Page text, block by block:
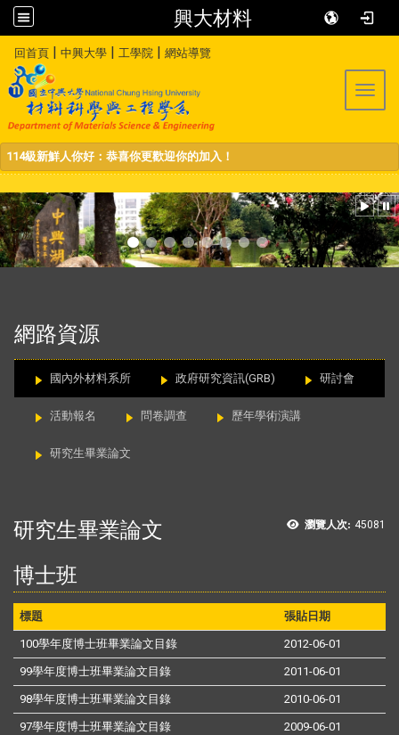
興大材料
回首頁 | 中興大學 | 工學院 | 網站導覽
114級新鮮人你好：恭喜你更歡迎你的加入！
網路資源
國內外材料系所 政府研究資訊(GRB) 研討會
活動報名 問卷調查 歷年學術演講
研究生畢業論文
瀏覽人次: 45081
研究生畢業論文
博士班
標題 張貼日期
100學年度博士班畢業論文目錄 2012-06-01
99學年度博士班畢業論文目錄 2011-06-01
98學年度博士班畢業論文目錄 2010-06-01
97學年度博士班畢業論文目錄 2009-06-01